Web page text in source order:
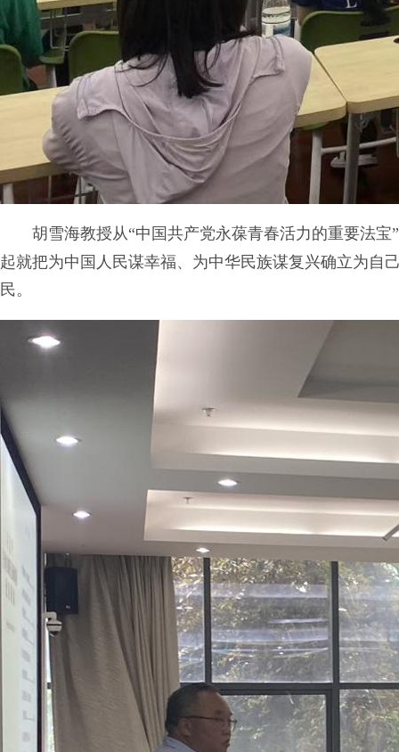
胡雪海教授从“中国共产党永葆青春活力的重要法
起就把为中国人民谋幸福、为中华民族谋复兴确立为自
民。